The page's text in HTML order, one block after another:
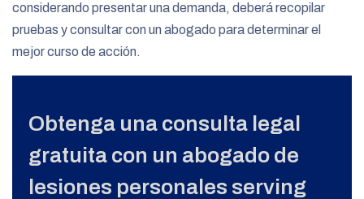
considerando presentar una demanda, deberá recopilar
pruebas y consultar con un abogado para determinar el
mejor curso de acción.
Obtenga una consulta legal
gratuita con un abogado de
lesiones personales serving